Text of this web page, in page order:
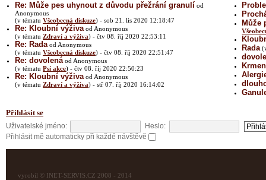
Re: Může pes uhynout z důvodu přežrání granulí od
Anonymous
(v tématu Všeobecná diskuze) - sob 21. lis 2020 12:18:47
Re: Kloubní výživa od Anonymous
(v tématu Zdraví a výživa) - čtv 08. říj 2020 22:53:11
Re: Rada od Anonymous
(v tématu Všeobecná diskuze) - čtv 08. říj 2020 22:51:47
Re: dovolená od Anonymous
(v tématu Psí akce) - čtv 08. říj 2020 22:50:23
Re: Kloubní výživa od Anonymous
(v tématu Zdraví a výživa) - stř 07. říj 2020 16:14:02
Může
Rada
Přihlásit se
Uživatelské jméno:
Heslo:
Přihlásit mě automaticky při každé návštěvě
vyrobil © INET-SERVIS.CZ 2008 - 2014